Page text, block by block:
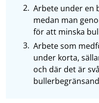
Arbete under en
medan man
för att minska
Arbete som
under korta,
och där det är